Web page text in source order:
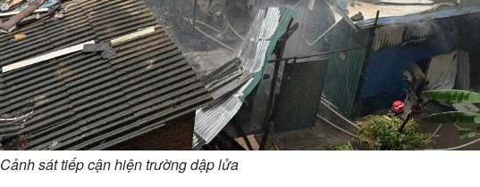
Cảnh sát tiếp cận hiện trường dập lửa